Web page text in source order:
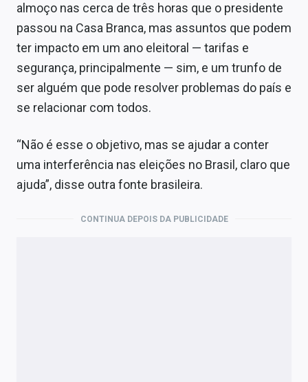
almoço nas cerca de três horas que o presidente
passou na Casa Branca, mas assuntos que podem
ter impacto em um ano eleitoral — tarifas e
segurança, principalmente — sim, e um trunfo de
ser alguém que pode resolver problemas do país e
se relacionar com todos.
“Não é esse o objetivo, mas se ajudar a conter
uma interferência nas eleições no Brasil, claro que
ajuda”, disse outra fonte brasileira.
CONTINUA DEPOIS DA PUBLICIDADE